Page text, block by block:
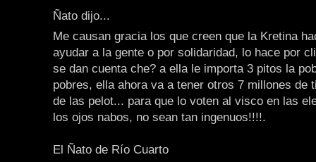
Ñato dijo...
Me causan gracia los que creen que la Kretina
ayudar a la gente o por solidaridad, lo hace por
se dan cuenta che? a ella le importa 3 pitos la
pobres, ella ahora va a tener otros 7 millones de
de las pelot... para que lo voten al visco en las
los ojos nabos, no sean tan ingenuos!!!!.
El Ñato de Río Cuarto